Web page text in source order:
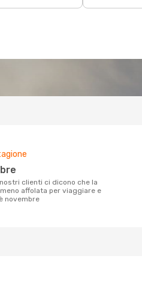
affolata per viaggiare e
novembre